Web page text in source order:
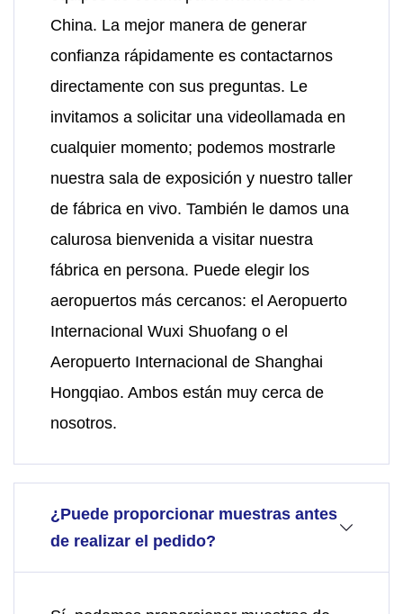
China. La mejor manera de generar
confianza rápidamente es contactarnos
directamente con sus preguntas. Le
invitamos a solicitar una videollamada en
cualquier momento; podemos mostrarle
nuestra sala de exposición y nuestro taller
de fábrica en vivo. También le damos una
calurosa bienvenida a visitar nuestra
fábrica en persona. Puede elegir los
aeropuertos más cercanos: el Aeropuerto
Internacional Wuxi Shuofang o el
Aeropuerto Internacional de Shanghai
Hongqiao. Ambos están muy cerca de
nosotros.
¿Puede proporcionar muestras antes
de realizar el pedido?